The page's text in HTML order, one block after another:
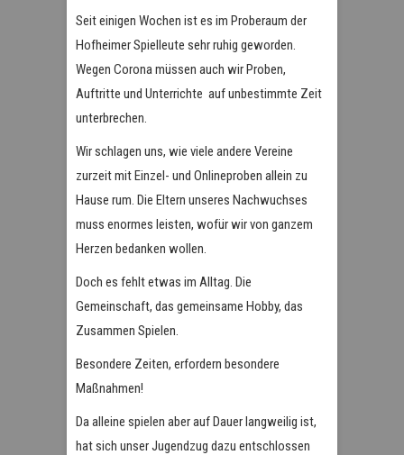
Seit einigen Wochen ist es im Proberaum der
Hofheimer Spielleute sehr ruhig geworden.
Wegen Corona müssen auch wir Proben,
Auftritte und Unterrichte auf unbestimmte Zeit
unterbrechen.
Wir schlagen uns, wie viele andere Vereine
zurzeit mit Einzel- und Onlineproben allein zu
Hause rum. Die Eltern unseres Nachwuchses
muss enormes leisten, wofür wir von ganzem
Herzen bedanken wollen.
Doch es fehlt etwas im Alltag. Die
Gemeinschaft, das gemeinsame Hobby, das
Zusammen Spielen.
Besondere Zeiten, erfordern besondere
Maßnahmen!
Da alleine spielen aber auf Dauer langweilig ist,
hat sich unser Jugendzug dazu entschlossen